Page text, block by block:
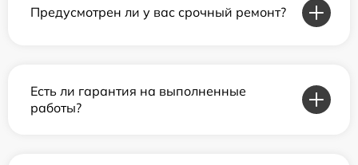
Предусмотрен ли у вас срочный ремонт?
Есть ли гарантия на выполненные
работы?